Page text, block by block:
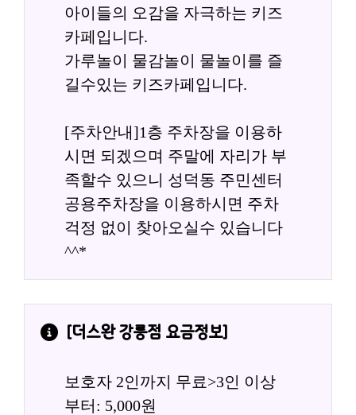
아이들의 오감을 자극하는 키즈
카페입니다.
가루놀이 물감놀이 물놀이를 즐
길수있는 키즈카페입니다.
[주차안내]1층 주차장을 이용하
시면 되겠으며 주말에 자리가 부
족할수 있으니 성덕동 주민센터
공용주차장을 이용하시면 주차
걱정 없이 찾아오실수 있습니다
^^*
[더스완 강릉점 요금정보]
보호자 2인까지 무료>3인 이상
부터: 5,000원